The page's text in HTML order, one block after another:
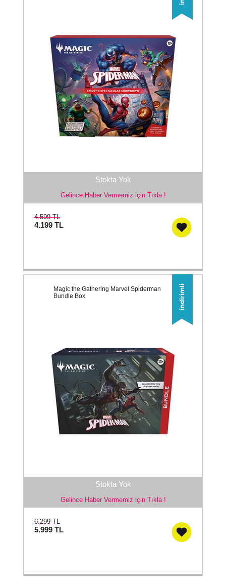
Stokta Yok
Gelince Haber Vermemiz için Tıkla !
4.599 TL
4.199 TL
Stokta Yok
Gelince Haber Vermemiz için Tıkla !
Magic the Gathering Marvel Spiderman
Bundle Box
6.299 TL
5.999 TL